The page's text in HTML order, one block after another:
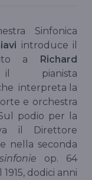
Sinfonica
introduce il
a Richard
pianista
interpreta la
e orchestra
podio per la
il Direttore
nella seconda
op. 64
dodici anni